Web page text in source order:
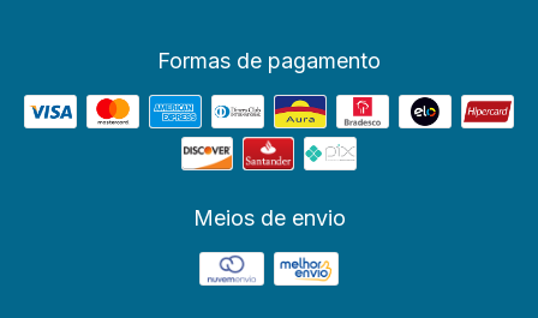
Formas de pagamento
Meios de envio